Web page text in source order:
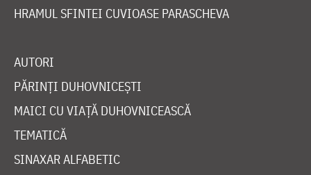
HRAMUL SFINTEI CUVIOASE PARASCHEVA
AUTORI
PĂRINȚI DUHOVNICEȘTI
MAICI CU VIAȚĂ DUHOVNICEASCĂ
TEMATICĂ
SINAXAR ALFABETIC